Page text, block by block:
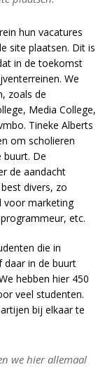
hun vacatures
site plaatsen. Dit is
in de toekomst
We
zoals de
Media College,
Tineke Alberts
om scholieren
buurt. De
de aandacht
divers, zo
voor marketing
etc.
die in
daar in de buurt
hebben hier 450
veel studenten.
bij elkaar te
we hier allemaal